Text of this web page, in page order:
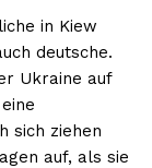
in Kiew
deutsche.
Ukraine auf
eine
sich ziehen
auf, als sie